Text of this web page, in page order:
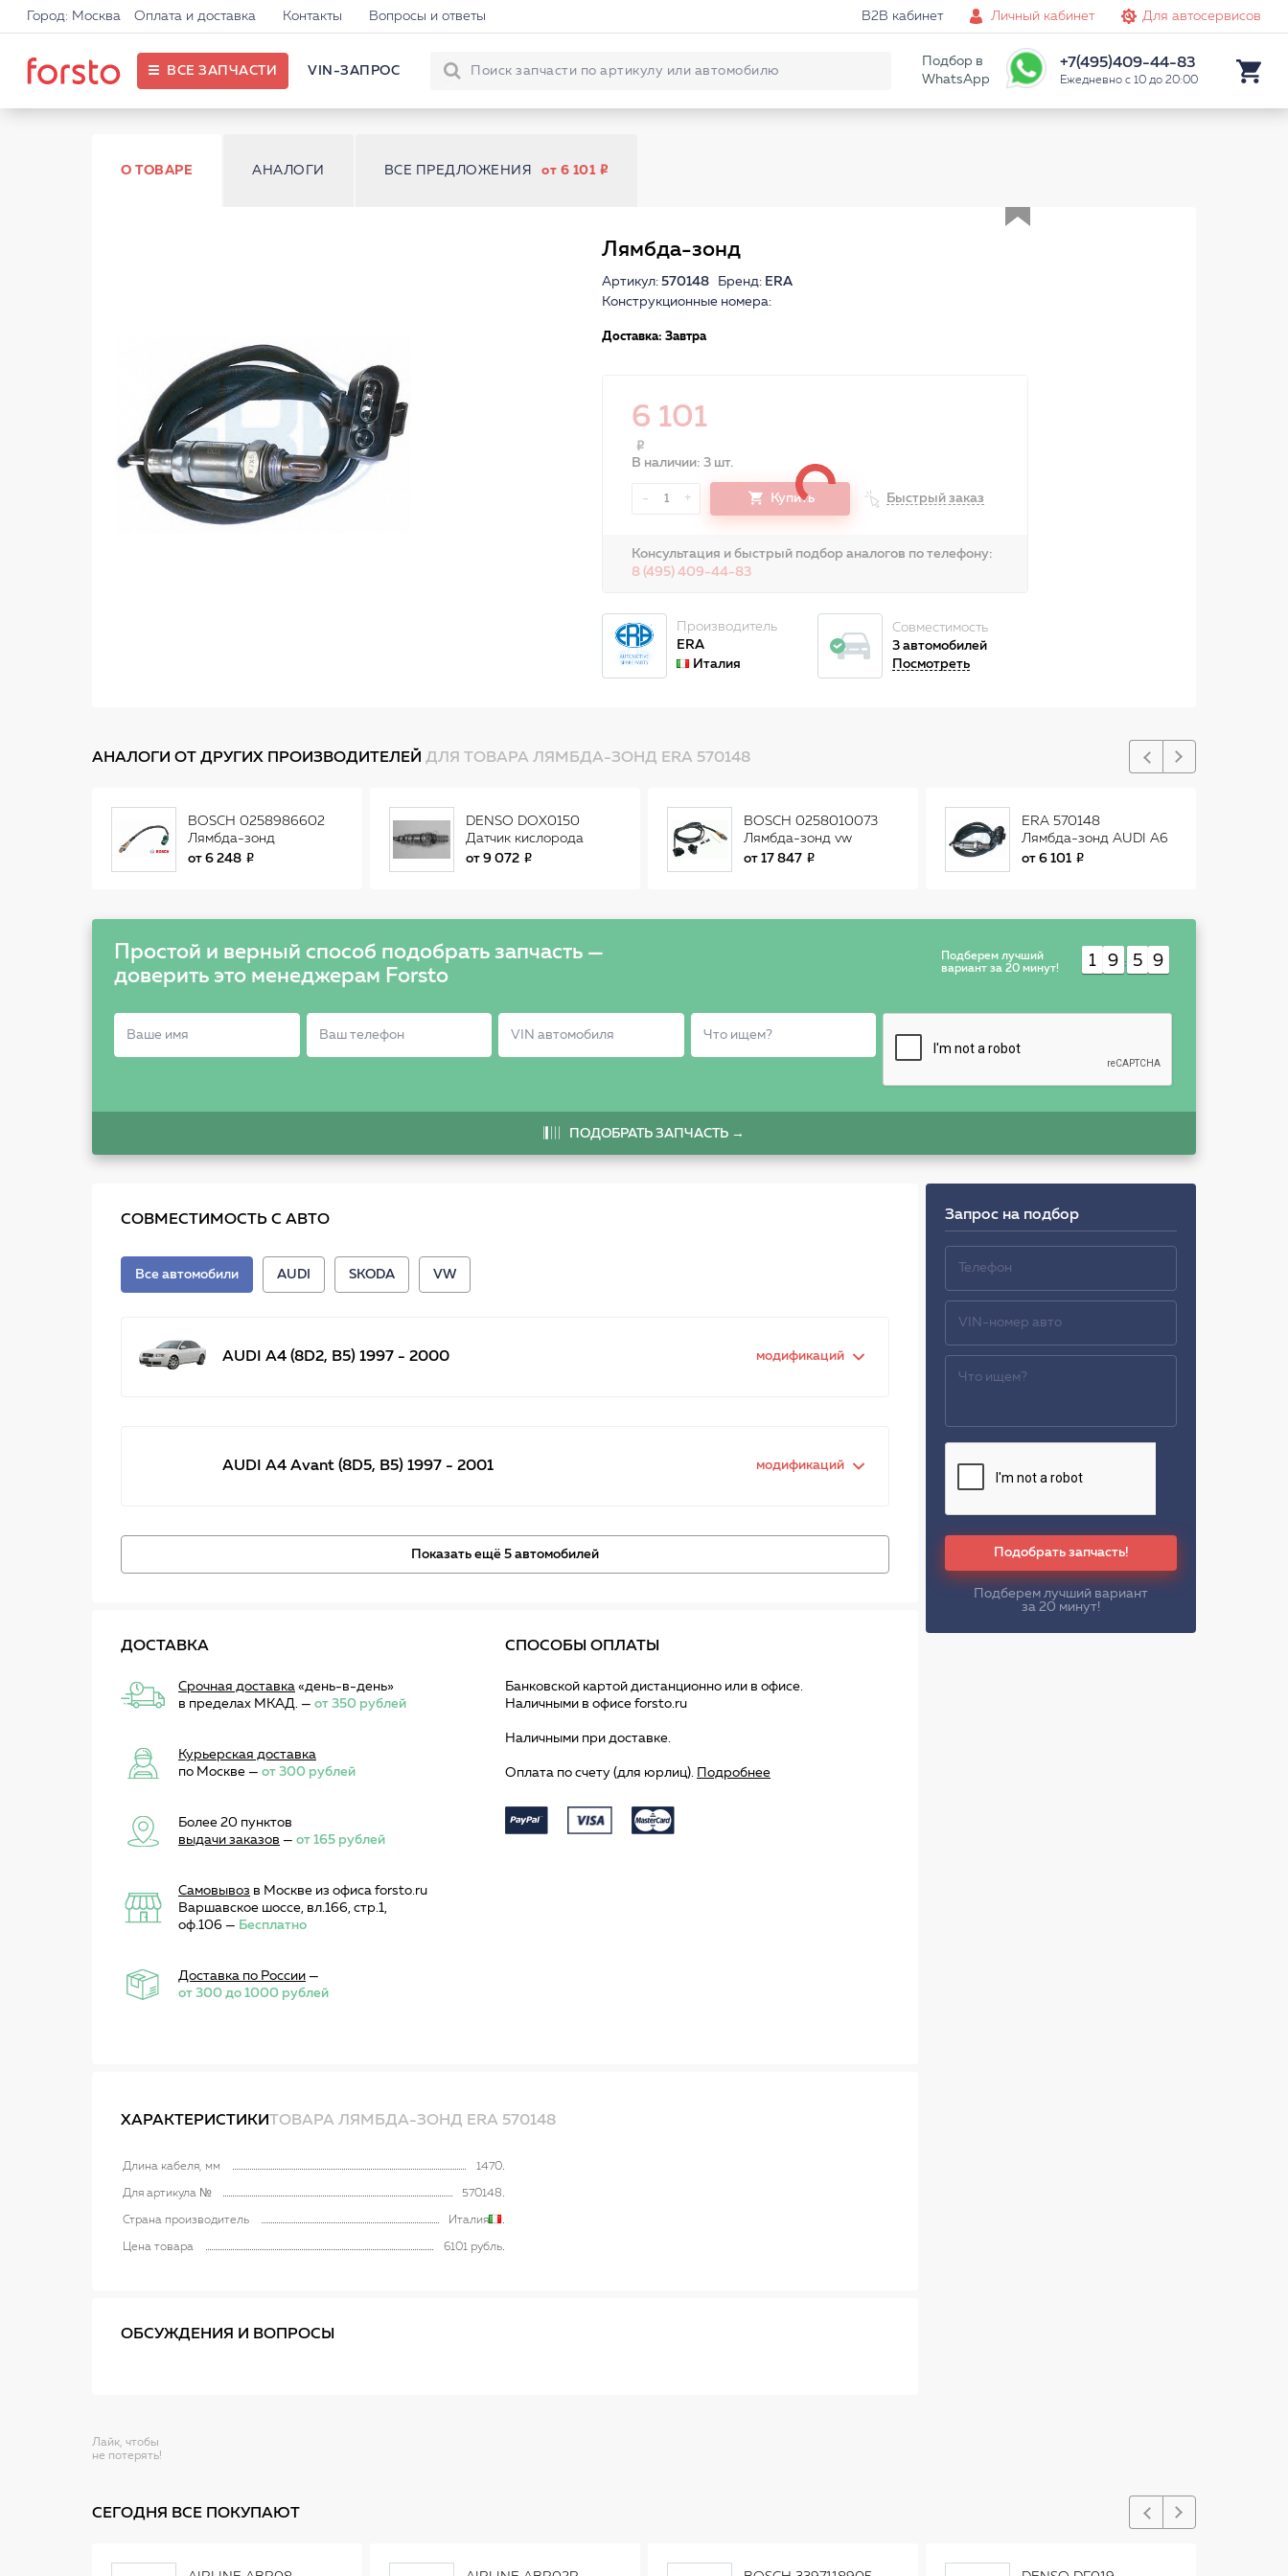
Город: Москва Оплата и доставка Контакты Вопросы и ответы B2B кабинет Личный кабинет Для автосервисов
ВСЕ ЗАПЧАСТИ VIN-ЗАПРОС
Подбор в
WhatsApp
+7(495)409-44-83
Ежедневно с 10 до 20:00
О ТОВАРЕ АНАЛОГИ ВСЕ ПРЕДЛОЖЕНИЯ от 6 101
Лямбда-зонд
Артикул: 570148 Бренд: ERA
Конструкционные номера:
Доставка: Завтра
6 101
В наличии: 3 шт.
- 1 + Купить Быстрый заказ
Консультация и быстрый подбор аналогов по телефону:
8 (495) 409-44-83
Производитель
ERA
Италия
Совместимость
3 автомобилей
Посмотреть
АНАЛОГИ ОТ ДРУГИХ ПРОИЗВОДИТЕЛЕЙ ДЛЯ ТОВАРА ЛЯМБДА-ЗОНД ERA 570148
BOSCH 0258986602
Лямбда-зонд
универсальный
от 6 248
DENSO DOX0150
Датчик кислорода
универсальный DOX-
от 9 072
BOSCH 0258010073
Лямбда-зонд vw
0258010073
от 17 847
ERA 570148
Лямбда-зонд AUDI A6
2.4/2.8 97-05 570148
от 6 101
Простой и верный способ подобрать запчасть —
доверить это менеджерам Forsto
Подберем лучший
вариант за 20 минут!
1 9 : 5 9
ПОДОБРАТЬ ЗАПЧАСТЬ →
СОВМЕСТИМОСТЬ С АВТО
Все автомобили AUDI SKODA VW
AUDI A4 (8D2, B5) 1997 - 2000 модификаций
AUDI A4 Avant (8D5, B5) 1997 - 2001 модификаций
Показать ещё 5 автомобилей
ДОСТАВКА
Срочная доставка «день-в-день»
в пределах МКАД. — от 350 рублей
Курьерская доставка
по Москве — от 300 рублей
Более 20 пунктов
выдачи заказов — от 165 рублей
Самовывоз в Москве из офиса forsto.ru
Варшавское шоссе, вл.166, стр.1,
оф.106 — Бесплатно
Доставка по России —
от 300 до 1000 рублей
СПОСОБЫ ОПЛАТЫ
Банковской картой дистанционно или в офисе.
Наличными в офисе forsto.ru
Наличными при доставке.
Оплата по счету (для юрлиц). Подробнее
ХАРАКТЕРИСТИКИТОВАРА ЛЯМБДА-ЗОНД ERA 570148
Длина кабеля, мм 1470
Для артикула № 570148
Страна производитель Италия
Цена товара 6101 рубль
ОБСУЖДЕНИЯ И ВОПРОСЫ
Лайк, чтобы
не потерять!
Запрос на подбор
Подобрать запчасть!
Подберем лучший вариант
за 20 минут!
СЕГОДНЯ ВСЕ ПОКУПАЮТ